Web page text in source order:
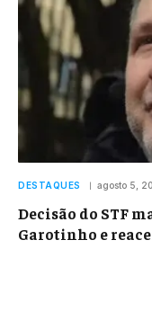
DESTAQUES agosto 5,
Decisão do STF
Garotinho e